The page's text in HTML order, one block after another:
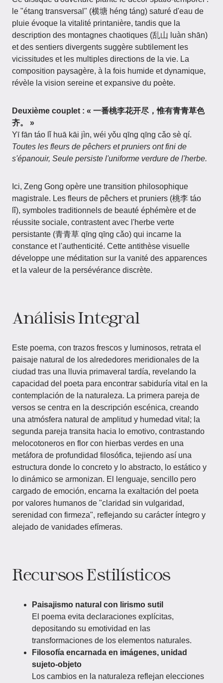
le "étang transversal" (横塘 héng táng) saturé d'eau de
pluie évoque la vitalité printanière, tandis que la
description des montagnes chaotiques (乱山 luàn shān)
et des sentiers divergents suggère subtilement les
vicissitudes et les multiples directions de la vie. La
composition paysagère, à la fois humide et dynamique,
révèle la vision sereine et expansive du poète.
Deuxième couplet : « 一番桃李花开尽，惟有青青草色
齐。 »
Yī fān táo lǐ huā kāi jìn, wéi yǒu qīng qīng cǎo sè qí.
Toutes les fleurs de pêchers et pruniers ont fini de
s'épanouir, Seule persiste l'uniforme verdure de l'herbe.
Ici, Zeng Gong opère une transition philosophique
magistrale. Les fleurs de pêchers et pruniers (桃李 táo
lǐ), symboles traditionnels de beauté éphémère et de
réussite sociale, contrastent avec l'herbe verte
persistante (青青草 qīng qīng cǎo) qui incarne la
constance et l'authenticité. Cette antithèse visuelle
développe une méditation sur la vanité des apparences
et la valeur de la persévérance discrète.
Análisis Integral
Este poema, con trazos frescos y luminosos, retrata el
paisaje natural de los alrededores meridionales de la
ciudad tras una lluvia primaveral tardía, revelando la
capacidad del poeta para encontrar sabiduría vital en la
contemplación de la naturaleza. La primera pareja de
versos se centra en la descripción escénica, creando
una atmósfera natural de amplitud y humedad vital; la
segunda pareja transita hacia lo emotivo, contrastando
melocotoneros en flor con hierbas verdes en una
metáfora de profundidad filosófica, tejiendo así una
estructura donde lo concreto y lo abstracto, lo estático y
lo dinámico se armonizan. El lenguaje, sencillo pero
cargado de emoción, encarna la exaltación del poeta
por valores humanos de "claridad sin vulgaridad,
serenidad con firmeza", reflejando su carácter íntegro y
alejado de vanidades efímeras.
Recursos Estilísticos
Paisajismo natural con lirismo sutil
El poema evita declaraciones explícitas,
depositando su emotividad en las
transformaciones de los elementos naturales.
Filosofía encarnada en imágenes, unidad
sujeto-objeto
Los cambios en la naturaleza reflejan elecciones